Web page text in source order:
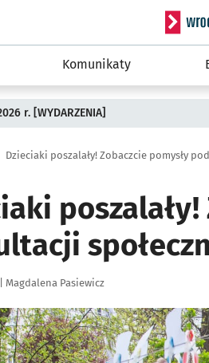
Serwis
Komunikaty
r. [WYDARZENIA]
Dzieciaki poszalały! Zobaczcie pomysły
Autor:
Magdalena Pasiewicz
galerię